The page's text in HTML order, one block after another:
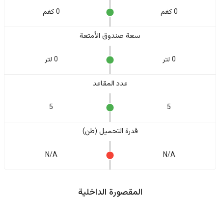
0 كغم 0 كغم
سعة صندوق الأمتعة
0 لتر 0 لتر
عدد المقاعد
5
5
قدرة التحميل (طن)
N/A
N/A
المقصورة الداخلية